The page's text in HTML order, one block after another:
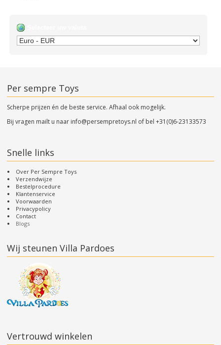
Per sempre Toys
Scherpe prijzen én de beste service. Afhaal ook mogelijk.
Bij vragen mailt u naar info@persempretoys.nl of bel+31(0)6-23133573
Snelle links
Over Per Sempre Toys
Verzendwijze
Bestelprocedure
Klantenservice
Voorwaarden
Privacypolicy
Contact
Blogs
Wij steunen Villa Pardoes
Vertrouwd winkelen